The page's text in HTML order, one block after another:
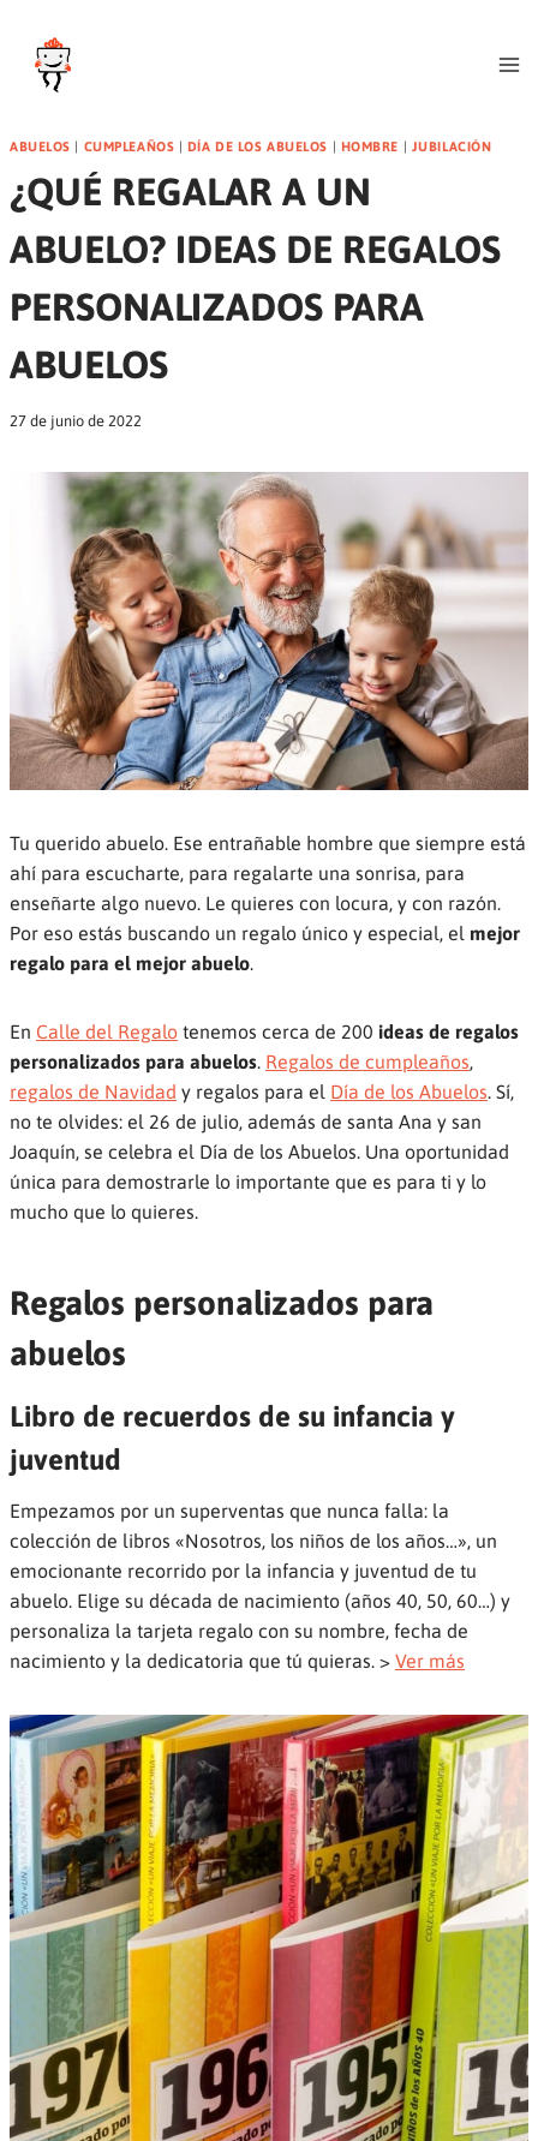
contenido
ABUELOS | CUMPLEAÑOS | DÍA DE LOS ABUELOS | HOMBRE | JUBILACIÓN
¿QUÉ REGALAR A UN
ABUELO? IDEAS DE REGALOS
PERSONALIZADOS PARA
ABUELOS
27 de junio de 2022
Tu querido abuelo. Ese entrañable hombre que siempre está
ahí para escucharte, para regalarte una sonrisa, para
enseñarte algo nuevo. Le quieres con locura, y con razón.
Por eso estás buscando un regalo único y especial, el mejor
regalo para el mejor abuelo.
En Calle del Regalo tenemos cerca de 200 ideas de regalos
personalizados para abuelos. Regalos de cumpleaños,
regalos de Navidad y regalos para el Día de los Abuelos. Sí,
no te olvides: el 26 de julio, además de santa Ana y san
Joaquín, se celebra el Día de los Abuelos. Una oportunidad
única para demostrarle lo importante que es para ti y lo
mucho que lo quieres.
Regalos personalizados para
abuelos
Libro de recuerdos de su infancia y
juventud
Empezamos por un superventas que nunca falla: la
colección de libros «Nosotros, los niños de los años…», un
emocionante recorrido por la infancia y juventud de tu
abuelo. Elige su década de nacimiento (años 40, 50, 60…) y
personaliza la tarjeta regalo con su nombre, fecha de
nacimiento y la dedicatoria que tú quieras. > Ver más